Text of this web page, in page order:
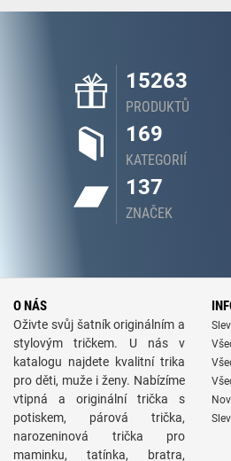
15263
PRODUKTŮ
169
KATEGORIÍ
137
ZNAČEK
O NÁS
Oživte svůj šatník originálním a
stylovým tričkem. U nás v
katalogu najdete kvalitní trika
pro děti, muže i ženy. Nabízíme
vtipná a originální trička s
potiskem, párová trička,
narozeninová trička pro
maminku, tatínka, bratra,